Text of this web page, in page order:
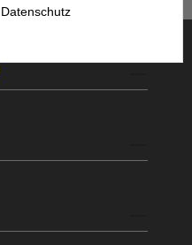
Datenschutz